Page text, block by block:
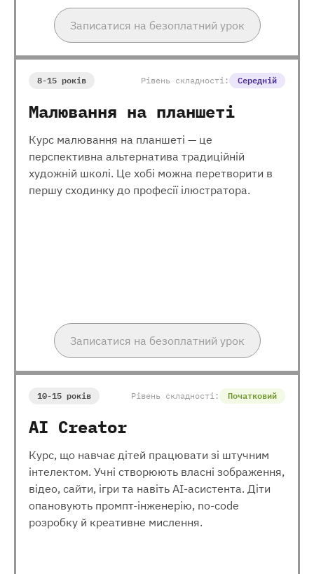
Записатися на безоплатний урок
8-15 років Рівень складності: Середній
Малювання на планшеті
Курс малювання на планшеті — це
перспективна альтернатива традиційній
художній школі. Це хобі можна перетворити в
першу сходинку до професії ілюстратора.
Записатися на безоплатний урок
10-15 років Рівень складності: Початковий
AI Creator
Курс, що навчає дітей працювати зі штучним
інтелектом. Учні створюють власні зображення,
відео, сайти, ігри та навіть AI-асистента. Діти
опановують промпт-інженерію, no-code
розробку й креативне мислення.